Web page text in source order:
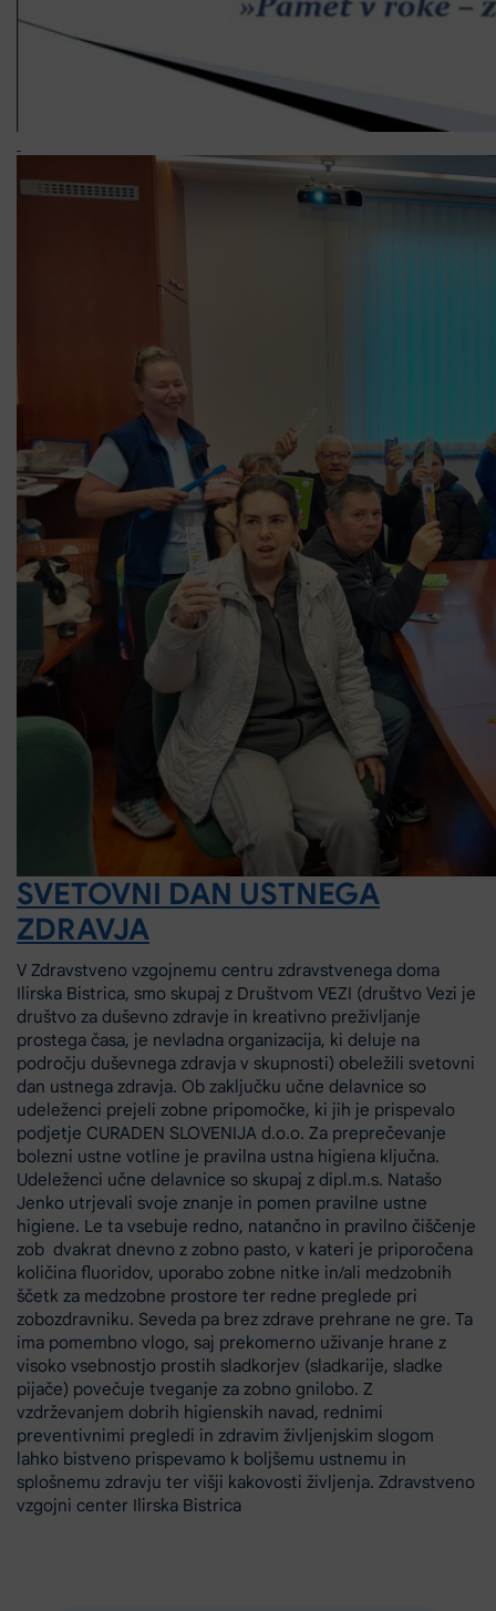
SVETOVNI DAN USTNEGA
ZDRAVJA
V Zdravstveno vzgojnemu centru zdravstvenega doma
Ilirska Bistrica, smo skupaj z Društvom VEZI (društvo Vezi je
društvo za duševno zdravje in kreativno preživljanje
prostega časa, je nevladna organizacija, ki deluje na
področju duševnega zdravja v skupnosti) obeležili svetovni
dan ustnega zdravja. Ob zaključku učne delavnice so
udeleženci prejeli zobne pripomočke, ki jih je prispevalo
podjetje CURADEN SLOVENIJA d.o.o. Za preprečevanje
bolezni ustne votline je pravilna ustna higiena ključna.
Udeleženci učne delavnice so skupaj z dipl.m.s. Natašo
Jenko utrjevali svoje znanje in pomen pravilne ustne
higiene. Le ta vsebuje redno, natančno in pravilno čiščenje
zob dvakrat dnevno z zobno pasto, v kateri je priporočena
količina fluoridov, uporabo zobne nitke in/ali medzobnih
ščetk za medzobne prostore ter redne preglede pri
zobozdravniku. Seveda pa brez zdrave prehrane ne gre. Ta
ima pomembno vlogo, saj prekomerno uživanje hrane z
visoko vsebnostjo prostih sladkorjev (sladkarije, sladke
pijače) povečuje tveganje za zobno gnilobo. Z
vzdrževanjem dobrih higienskih navad, rednimi
preventivnimi pregledi in zdravim življenjskim slogom
lahko bistveno prispevamo k boljšemu ustnemu in
splošnemu zdravju ter višji kakovosti življenja. Zdravstveno
vzgojni center Ilirska Bistrica